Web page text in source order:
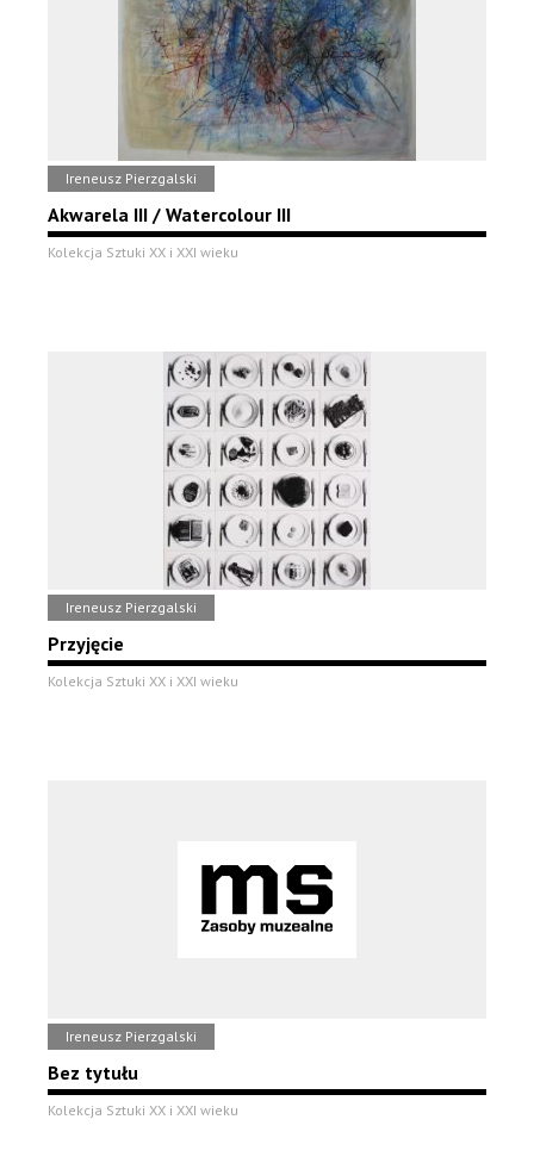
Ireneusz Pierzgalski
Akwarela III / Watercolour III
Kolekcja Sztuki XX i XXI wieku
Ireneusz Pierzgalski
Przyjęcie
Kolekcja Sztuki XX i XXI wieku
Ireneusz Pierzgalski
Bez tytułu
Kolekcja Sztuki XX i XXI wieku